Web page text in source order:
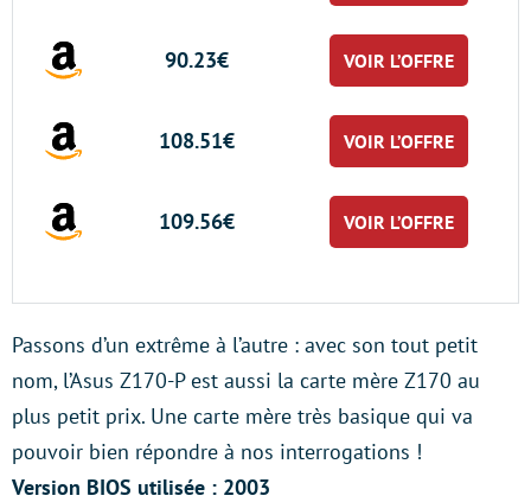
90.23€ VOIR L’OFFRE
108.51€ VOIR L’OFFRE
109.56€ VOIR L’OFFRE
Passons d’un extrême à l’autre : avec son tout petit
nom, l’Asus Z170-P est aussi la carte mère Z170 au
plus petit prix. Une carte mère très basique qui va
pouvoir bien répondre à nos interrogations !
Version BIOS utilisée : 2003